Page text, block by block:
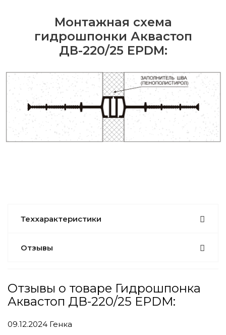
Монтажная схема
гидрошпонки Аквастоп
ДВ-220/25 EPDM:
Теххарактеристики
Отзывы
Отзывы о товаре Гидрошпонка
Аквастоп ДВ-220/25 EPDM:
09.12.2024 Генка